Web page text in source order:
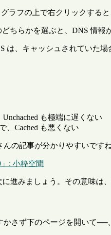
ラフの上で右クリックする
どちらかを選ぶと、DNS
は、キャッシュされていた
も極端に遅くない
、Cached も悪くない
の記事が分かりやすいですね
」: 小粋空間
に進みましょう。その意味は
さず下のページを開いて──、